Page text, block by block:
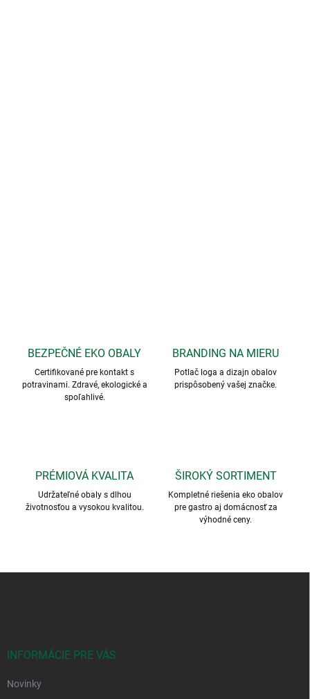
BEZPEČNÉ EKO OBALY
Certifikované pre kontakt s
potravinami. Zdravé, ekologické a
spoľahlivé.
BRANDING NA MIERU
Potlač loga a dizajn obalov
prispôsobený vašej značke.
PRÉMIOVÁ KVALITA
Udržateľné obaly s dlhou
životnosťou a vysokou kvalitou.
ŠIROKÝ SORTIMENT
Kompletné riešenia eko obalov
pre gastro aj domácnosť za
výhodné ceny.
INFORMÁCIE PRE VÁS
Novinky